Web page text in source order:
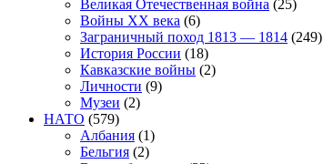
Великая Отечественная война (25)
Войны XX века (6)
Заграничный поход 1813 — 1814 (249)
История России (18)
Кавказские войны (2)
Личности (9)
Музеи (2)
НАТО (579)
Албания (1)
Бельгия (2)